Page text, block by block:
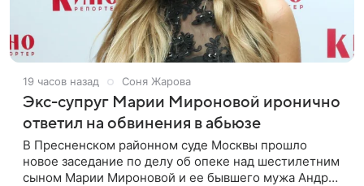
19 часов назад Соня Жарова
Экс-супруг Марии Мироновой иронично
ответил на обвинения в абьюзе
В Пресненском районном суде Москвы прошло
новое заседание по делу об опеке над шестилетним
сыном Марии Мироновой и ее бывшего мужа Андрея